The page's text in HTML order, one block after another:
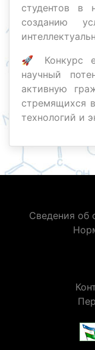
студентов в
созданию
🚀 Конкурс
научный
активную
стремящихся
технологий и
Сведения об